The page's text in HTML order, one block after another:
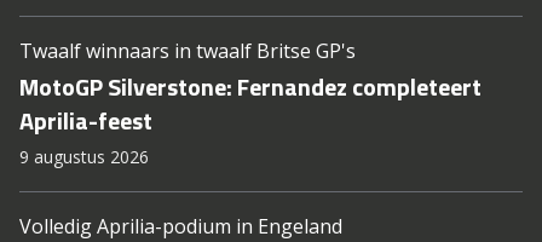
Twaalf winnaars in twaalf Britse GP's
MotoGP Silverstone: Fernandez completeert
Aprilia-feest
9 augustus 2026
Volledig Aprilia-podium in Engeland